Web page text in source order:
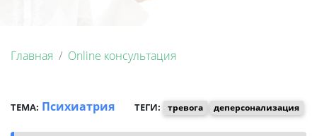
Главная Online консультация
ТЕМА: Психиатрия ТЕГИ: тревога деперсонализация